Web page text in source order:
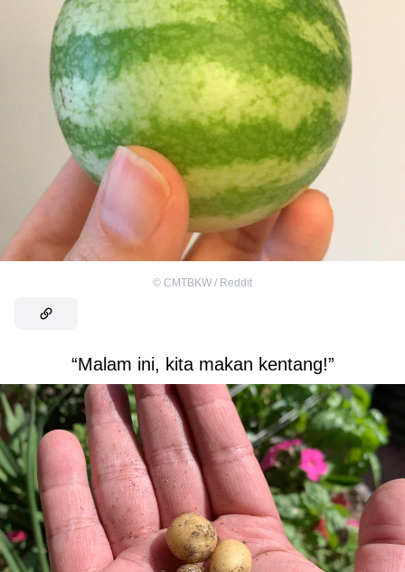
© CMTBKW / Reddit
“Malam ini, kita makan kentang!”